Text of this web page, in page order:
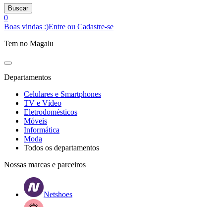
Buscar
0
Boas vindas :)Entre ou Cadastre-se
Tem no Magalu
Departamentos
Celulares e Smartphones
TV e Vídeo
Eletrodomésticos
Móveis
Informática
Moda
Todos os departamentos
Nossas marcas e parceiros
Netshoes